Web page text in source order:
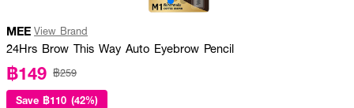
MEE View Brand
24Hrs Brow This Way Auto Eyebrow Pencil
฿149 ฿259
Save ฿110 (42%)